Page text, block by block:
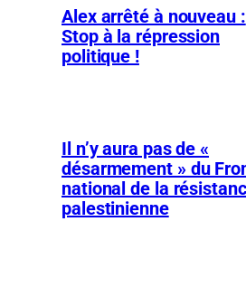
Alex arrêté à nouveau :
Stop à la répression
politique !
Il n’y aura pas de «
désarmement » du
national de la
palestinienne